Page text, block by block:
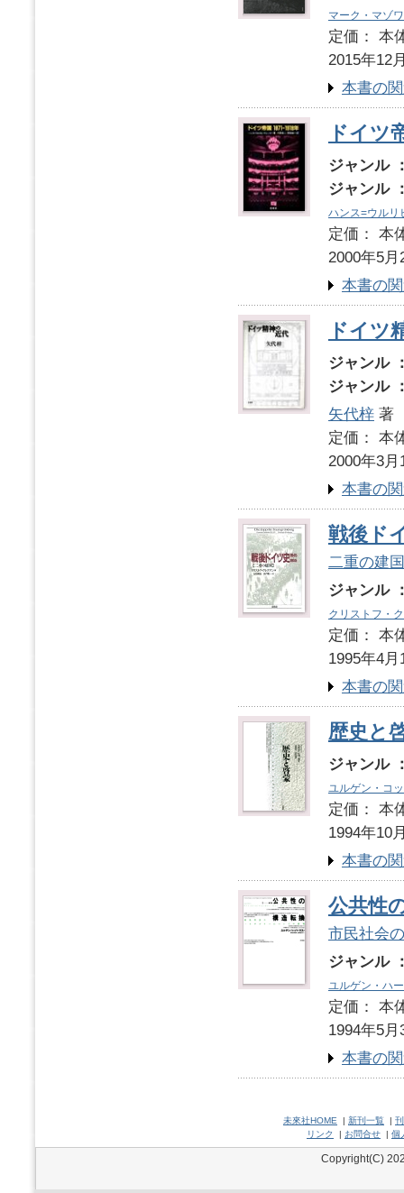
マーク・マゾ
定価：
2015年12
本書の
ドイツ
ジャンル
ジャンル
ハンス=ウルリ
定価：
2000年5月
本書の
ドイツ
ジャンル
ジャンル
矢代梓 著
定価：
2000年3月
本書の
戦後ド
二重の建国
ジャンル
クリストフ・
定価：
1995年4月
本書の
歴史と
ジャンル
ユルゲン・コ
定価：
1994年10
本書の
公共性
市民社会
ジャンル
ユルゲン・ハ
定価：
1994年5月
本書の
未來社HOME | 新刊一覧 |
リンク
| お問合せ | 個
Copyright(C)